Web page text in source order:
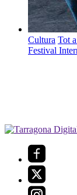
Cultura Tot
Festival